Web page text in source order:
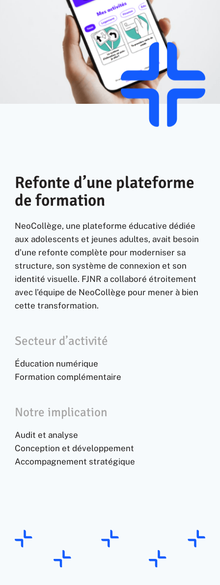
Refonte d’une plateforme
de formation
NeoCollège, une plateforme éducative dédiée
aux adolescents et jeunes adultes, avait besoin
d’une refonte complète pour moderniser sa
structure, son système de connexion et son
identité visuelle. FJNR a collaboré étroitement
avec l’équipe de NeoCollège pour mener à bien
cette transformation.
Secteur d’activité
Éducation numérique
Formation complémentaire
Notre implication
Audit et analyse
Conception et développement
Accompagnement stratégique